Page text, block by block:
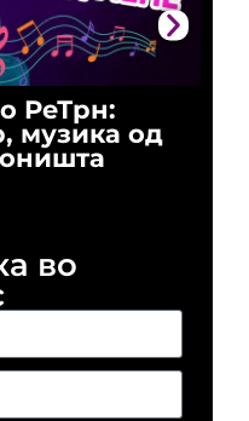
РеТрн:
музика од
во